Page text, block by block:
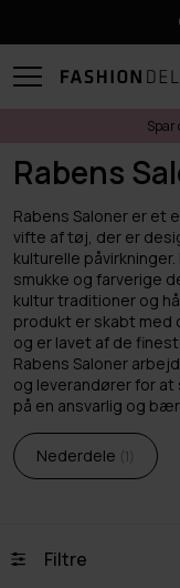
Spar
Rabens Saloner
Rabens
Rabens Saloner er et
vifte af tøj, der er
kulturelle
smukke og farverige
kultur traditioner og
produkt er skabt med
og er lavet af de
Rabens Saloner
og leverandører for
på en ansvarlig og
Nederdele 1
Filtre